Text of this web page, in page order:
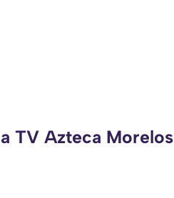
TV Azteca Morelos